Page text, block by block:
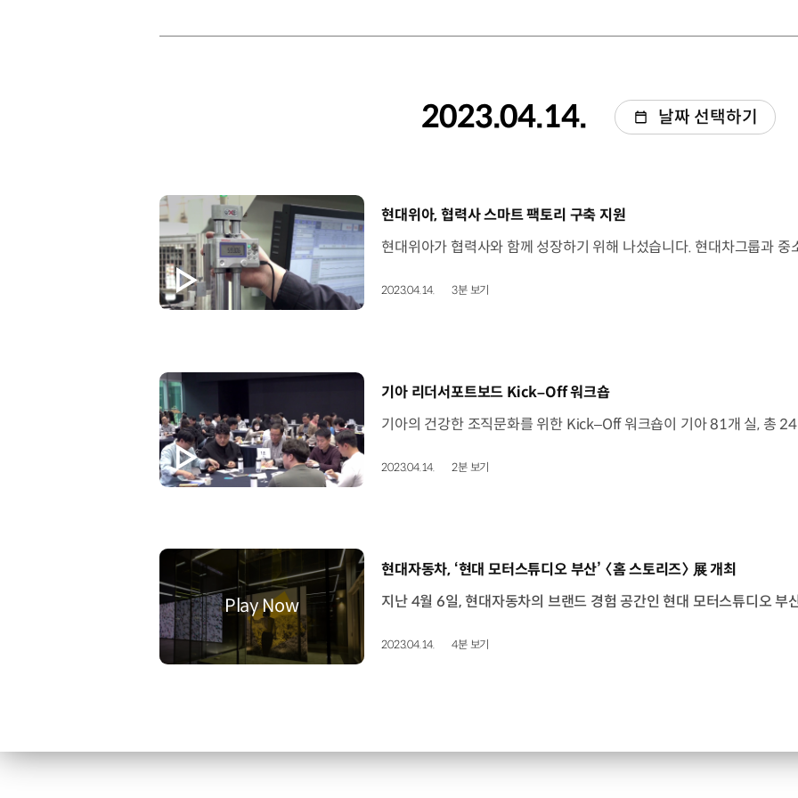
2023.04.14. 날짜 선택하기
[동영상]
현대위아, 협력사 스마트 팩토리 구축 지원
2023.04.14. 3분 보기
[동영상]
기아 리더서포트보드 Kick–Off 워크숍
2023.04.14. 2분 보기
[동영상]
현대자동차, ‘현대 모터스튜디오 부산’ 〈홈 스토리즈〉 展 개최
2023.04.14. 4분 보기